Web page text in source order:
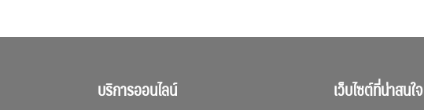
บริการออนไลน์ เว็บไซต์ที่น่าสนใจ